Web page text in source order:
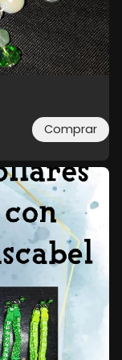
Comprar